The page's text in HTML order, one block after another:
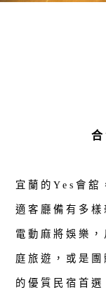
宜蘭的Yes會舘
適客廳備有多
電動麻將娛樂
庭旅遊，或是
的優質民宿首選